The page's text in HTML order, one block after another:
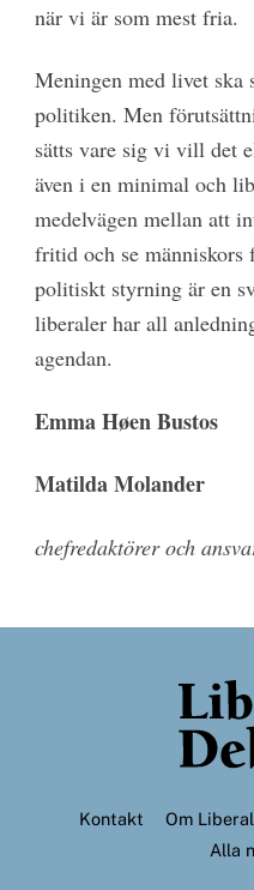
när vi är som mest fria.
Meningen med livet ska
politiken. Men
sätts vare sig vi vill det
även i en minimal och
medelvägen mellan att
fritid och se
politiskt styrning är en
liberaler har all
agendan.
Emma Høen Bustos
Matilda Molander
chefredaktörer och
Kontakt Om
Alla